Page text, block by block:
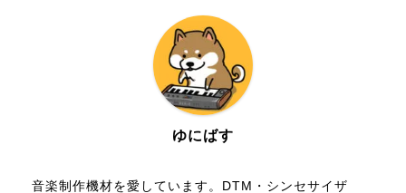
ゆにばす
音楽制作機材を愛しています。DTM・シンセサイザ